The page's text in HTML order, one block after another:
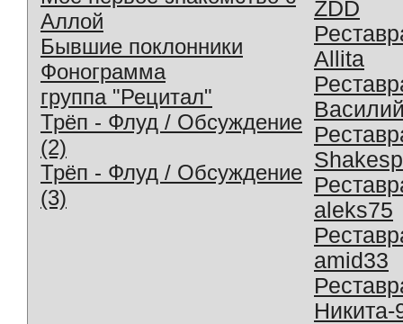
Аллой
Бывшие поклонники
Фонограмма
группа "Рецитал"
Трёп - Флуд / Обсуждение
(2)
Трёп - Флуд / Обсуждение
(3)
ZDD
Allita
aleks75
amid33
Никита-